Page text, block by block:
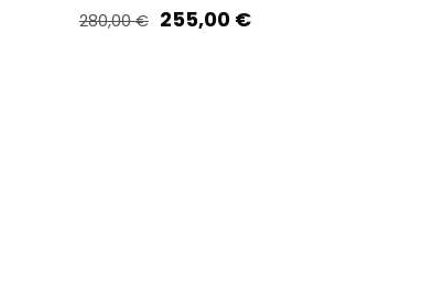
5.00
z 5
280,00€ Pôvodná
255,00 €Aktuálna